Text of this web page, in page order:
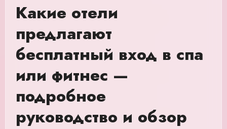
Какие отели
предлагают
бесплатный вход в спа
или фитнес —
подробное
руководство и обзор